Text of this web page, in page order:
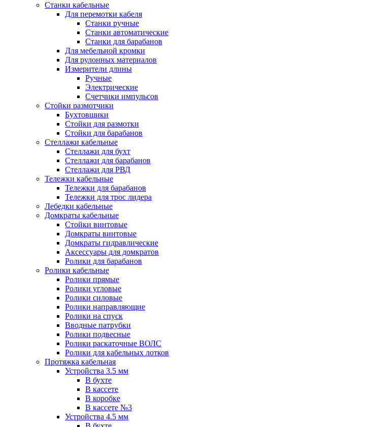
Станки кабельные
Для перемотки кабеля
Станки ручные
Станки автоматические
Станки для барабанов
Для мебельной кромки
Для рулонных материалов
Измерители длины
Ручные
Электрические
Счетчики импульсов
Стойки размотчики
Бухтовщики
Стойки для размотки
Стойки для барабанов
Стеллажи кабельные
Стеллажи для бухт
Стеллажи для барабанов
Стеллажи для РВД
Тележки кабельные
Тележки для барабанов
Тележки для трос лидера
Лебедки кабельные
Домкраты кабельные
Стойки винтовые
Домкраты винтовые
Домкраты гидравлические
Аксессуары для домкратов
Ролики для барабанов
Ролики кабельные
Ролики прямые
Ролики угловые
Ролики силовые
Ролики направляющие
Ролики на спуск
Вводные патрубки
Ролики подвесные
Ролики раскаточные ВОЛС
Ролики для кабельных лотков
Протяжка кабельная
Устройства 3.5 мм
В бухте
В кассете
В коробке
В кассете №3
Устройства 4.5 мм